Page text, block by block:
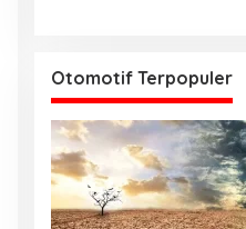
Otomotif Terpopuler